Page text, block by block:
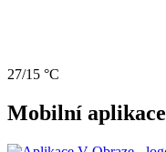
27/15 °C
Mobilní aplikace